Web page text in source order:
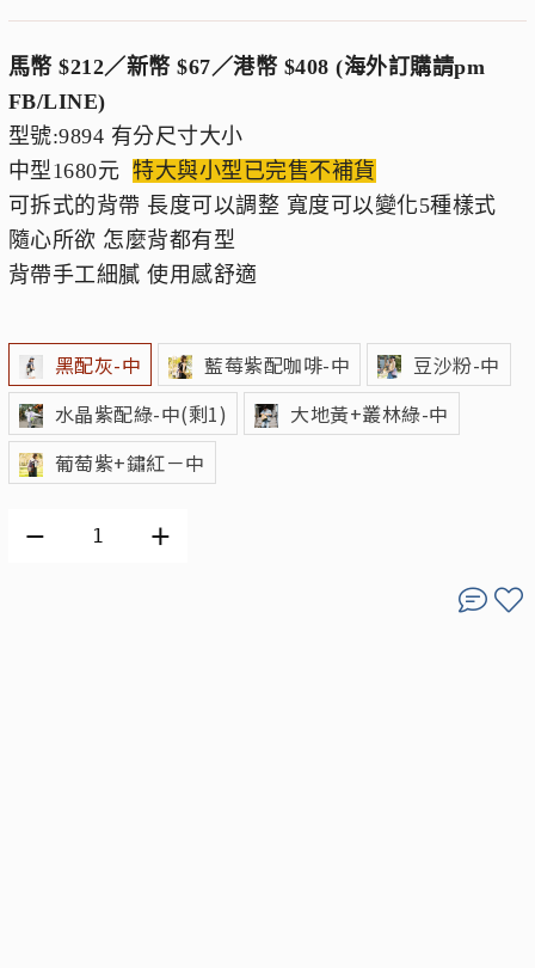
馬幣 $212／新幣 $67／港幣 $408 (海外訂購請pm
FB/LINE)
型號:9894 有分尺寸大小
中型1680元特大與小型已完售不補貨
可拆式的背帶 長度可以調整 寬度可以變化5種樣式
隨心所欲 怎麼背都有型
背帶手工細膩 使用感舒適
黑配灰-中 藍莓紫配咖啡-中
豆沙粉-中
水晶紫配綠-中(剩1)
大地黃+叢林綠-中
葡萄紫+鏽紅－中